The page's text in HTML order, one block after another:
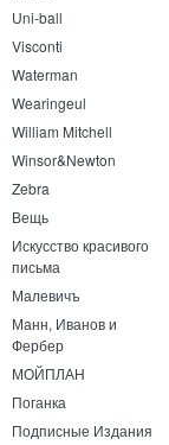
Uni-ball
Visconti
Waterman
Wearingeul
William Mitchell
Winsor&Newton
Zebra
Вещь
Искусство красивого
письма
Малевичъ
Манн, Иванов и
Фербер
МОЙПЛАН
Поганка
Подписные Издания